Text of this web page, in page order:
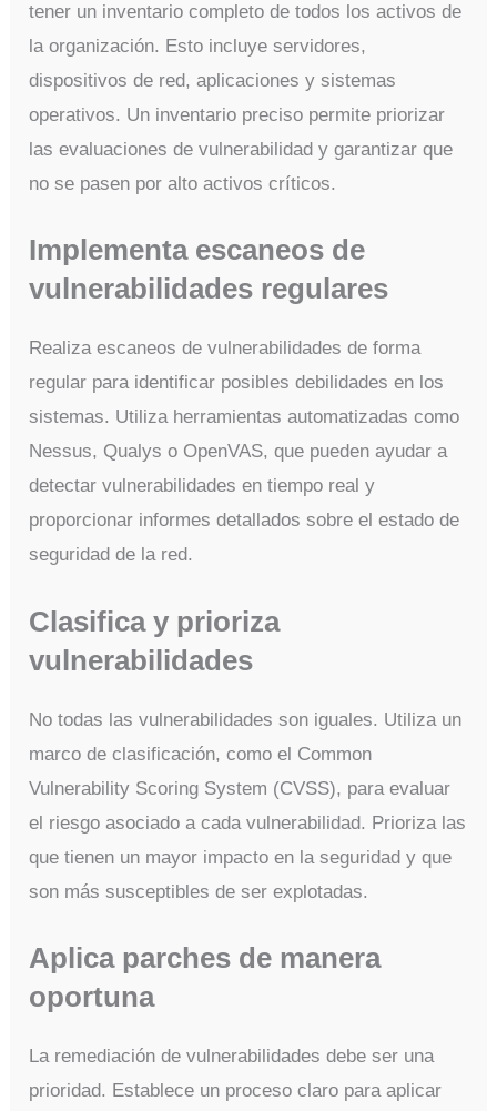
tener un inventario completo de todos los activos de
la organización. Esto incluye servidores,
dispositivos de red, aplicaciones y sistemas
operativos. Un inventario preciso permite priorizar
las evaluaciones de vulnerabilidad y garantizar que
no se pasen por alto activos críticos.
Implementa escaneos de
vulnerabilidades regulares
Realiza escaneos de vulnerabilidades de forma
regular para identificar posibles debilidades en los
sistemas. Utiliza herramientas automatizadas como
Nessus, Qualys o OpenVAS, que pueden ayudar a
detectar vulnerabilidades en tiempo real y
proporcionar informes detallados sobre el estado de
seguridad de la red.
Clasifica y prioriza
vulnerabilidades
No todas las vulnerabilidades son iguales. Utiliza un
marco de clasificación, como el Common
Vulnerability Scoring System (CVSS), para evaluar
el riesgo asociado a cada vulnerabilidad. Prioriza las
que tienen un mayor impacto en la seguridad y que
son más susceptibles de ser explotadas.
Aplica parches de manera
oportuna
La remediación de vulnerabilidades debe ser una
prioridad. Establece un proceso claro para aplicar